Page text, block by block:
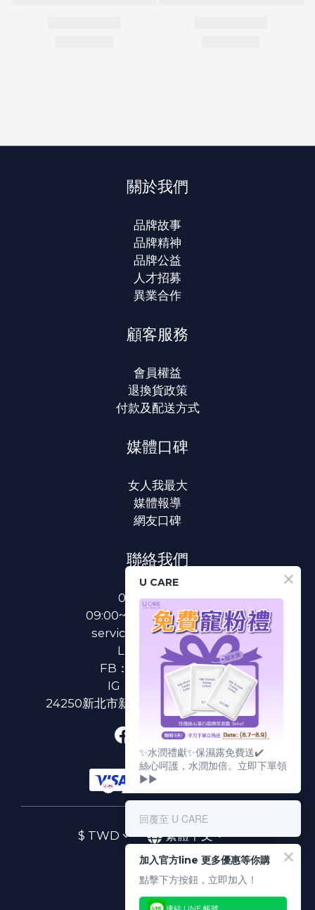
關於我們
品牌故事
品牌精神
品牌公益
人才招募
異業合作
顧客服務
會員權益
退換貨政策
付款及配送方式
媒體口碑
女人我最大
媒體報導
網友口碑
聯絡我們
0800-233-233
09:00~18:00(國定假日除外)
service@u-care.com.tw
LINE：
@ucare
FB：
U CARE 美麗粉專
IG：
ucare.tw2002
24250新北市新莊區新北大道二段312號3樓
$ TWD 繁體中文
U CARE
✨水潤禮獻✨保濕露免費送✔️
絲心呵護，水潤加倍。立即下單領
▶▶
回覆至 U CARE
加入官方line 更多優惠等你購
點擊下方按鈕，立即加入！